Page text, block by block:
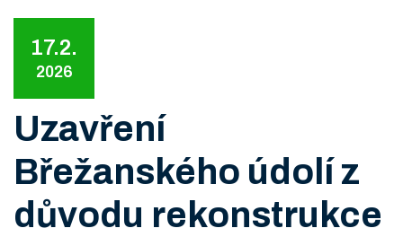
17.2.
2026
Uzavření
Břežanského údolí z
důvodu rekonstrukce